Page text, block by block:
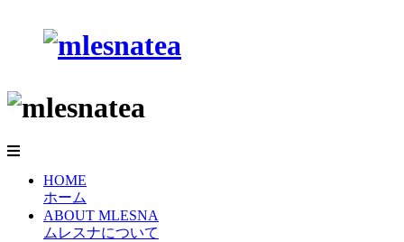
HOME
ホーム
ABOUT MLESNA
ムレスナについて